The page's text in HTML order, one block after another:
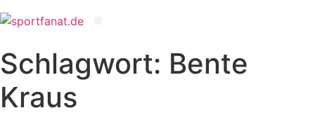
Schlagwort: Bente
Kraus